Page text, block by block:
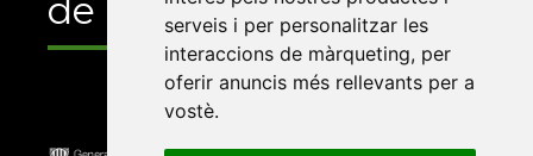
serveis i per personalitzar les
interaccions de màrqueting, per
oferir anuncis més rellevants per a
vostè.
de